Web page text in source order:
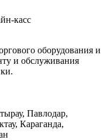
касс
оборудования и
и обслуживания
Павлодар,
Караганда,